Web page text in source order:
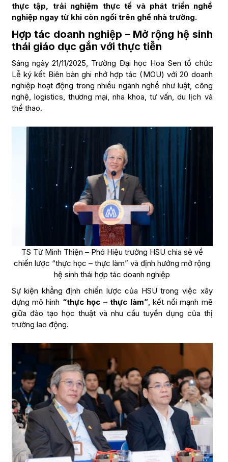
thực tập, trải nghiệm thực tế và phát triển nghề
nghiệp ngay từ khi còn ngồi trên ghế nhà trường.
Hợp tác doanh nghiệp – Mở rộng hệ sinh
thái giáo dục gắn với thực tiễn
Sáng ngày 21/11/2025, Trường Đại học Hoa Sen tổ chức
Lễ ký kết Biên bản ghi nhớ hợp tác (MOU) với 20 doanh
nghiệp hoạt động trong nhiều ngành nghề như luật, công
nghệ, logistics, thương mại, nha khoa, tư vấn, du lịch và
thể thao.
TS Từ Minh Thiện – Phó Hiệu trưởng HSU chia sẻ về
chiến lược “thực học – thực làm” và định hướng mở rộng
hệ sinh thái hợp tác doanh nghiệp
Sự kiện khẳng định chiến lược của HSU trong việc xây
dựng mô hình “thực học – thực làm”, kết nối mạnh mẽ
giữa đào tạo học thuật và nhu cầu tuyển dụng của thị
trường lao động.